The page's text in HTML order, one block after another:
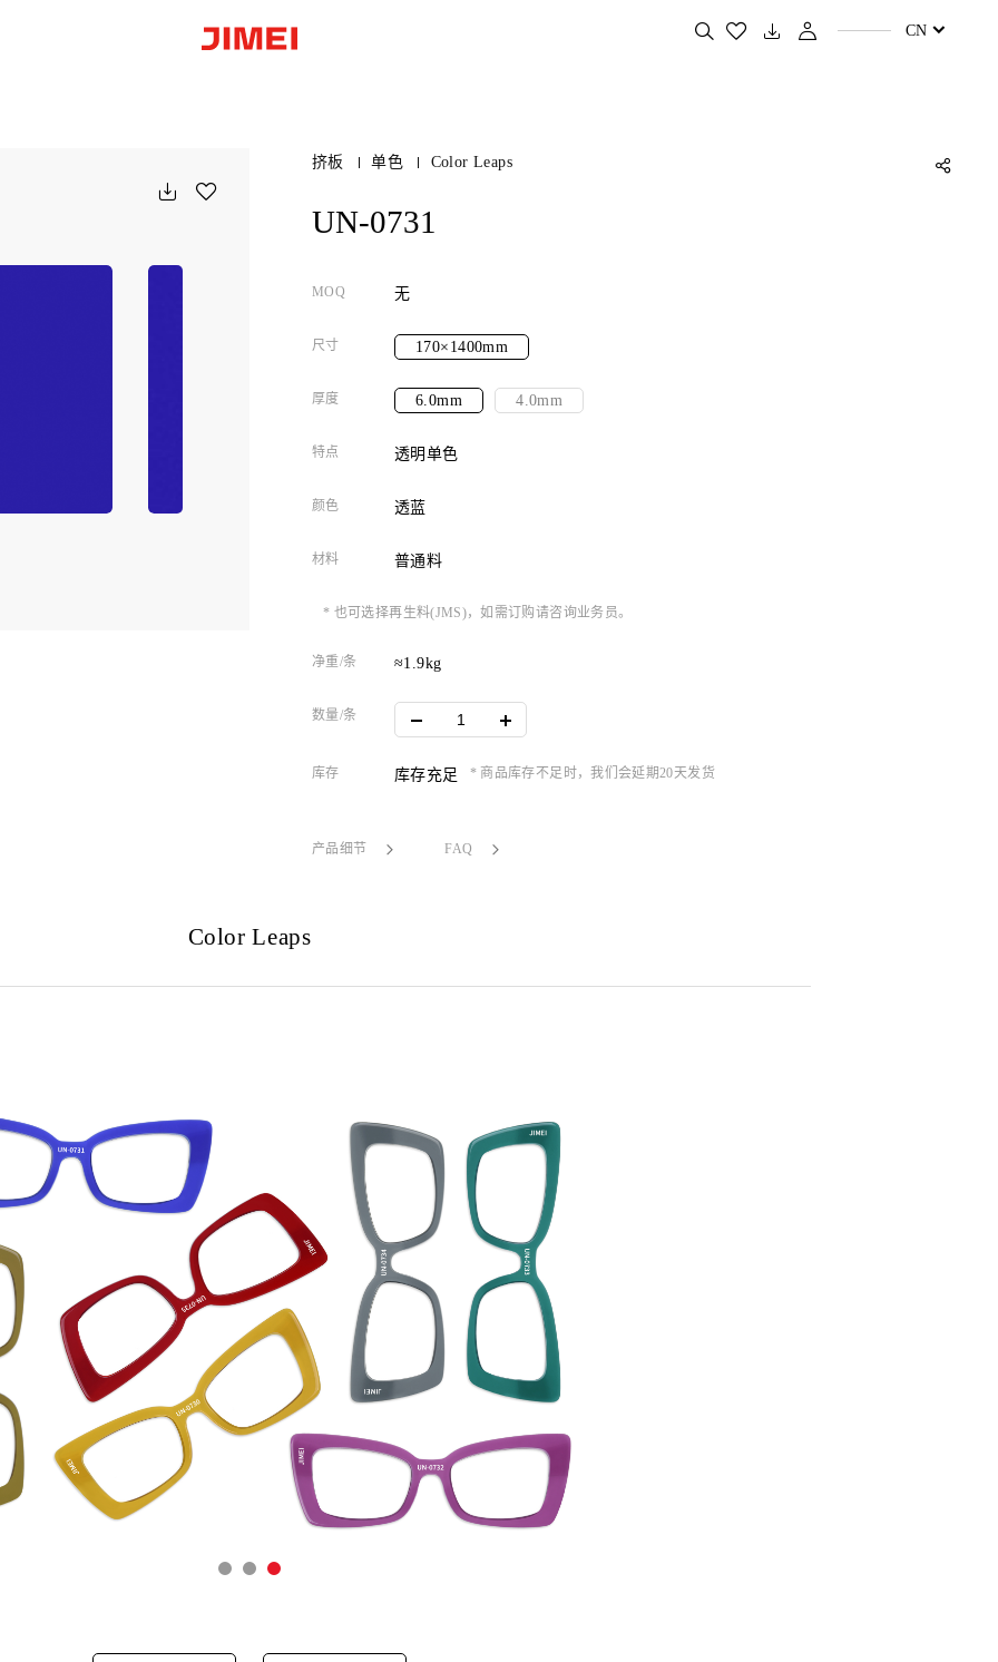
搜
CN
挤板 单色 Color Leaps
UN-0731
MOQ 无
尺寸 170×1400mm
厚度 6.0mm 4.0mm
特点 透明单色
颜色 透蓝
材料 普通料
* 也可选择再生料(JMS)，如需订购请咨询业务员。
净重/条 ≈1.9kg
数量/条
库存 库存充足 * 商品库存不足时，我们会延期20天发货
产品细节 FAQ
Color Leaps